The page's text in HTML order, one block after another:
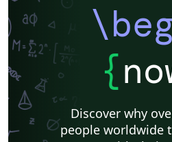
{
Discover why
people worldwide